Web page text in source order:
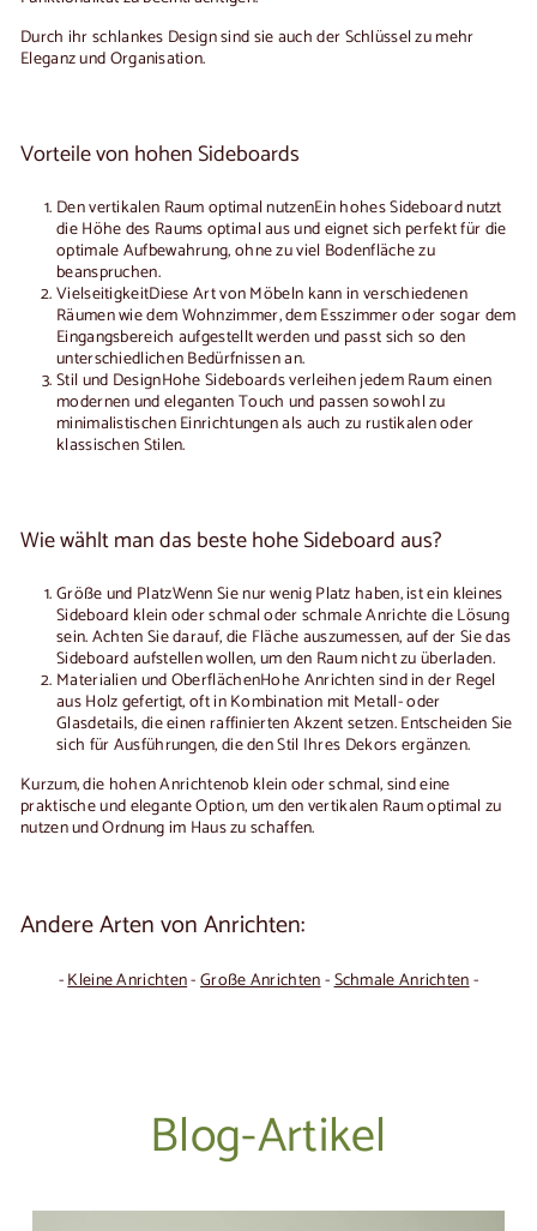
Durch ihr schlankes Design sind sie auch der Schlüssel zu mehr
Eleganz und Organisation.
Vorteile von hohen Sideboards
Den vertikalen Raum optimal nutzenEin hohes Sideboard nutzt
die Höhe des Raums optimal aus und eignet sich perfekt für die
optimale Aufbewahrung, ohne zu viel Bodenfläche zu
beanspruchen.
VielseitigkeitDiese Art von Möbeln kann in verschiedenen
Räumen wie dem Wohnzimmer, dem Esszimmer oder sogar dem
Eingangsbereich aufgestellt werden und passt sich so den
unterschiedlichen Bedürfnissen an.
Stil und DesignHohe Sideboards verleihen jedem Raum einen
modernen und eleganten Touch und passen sowohl zu
minimalistischen Einrichtungen als auch zu rustikalen oder
klassischen Stilen.
Wie wählt man das beste hohe Sideboard aus?
Größe und PlatzWenn Sie nur wenig Platz haben, ist ein kleines
Sideboard klein oder schmaloder schmale Anrichte die Lösung
sein. Achten Sie darauf, die Fläche auszumessen, auf der Sie das
Sideboard aufstellen wollen, um den Raum nicht zu überladen.
Materialien und OberflächenHohe Anrichten sind in der Regel
aus Holz gefertigt, oft in Kombination mit Metall- oder
Glasdetails, die einen raffinierten Akzent setzen. Entscheiden Sie
sich für Ausführungen, die den Stil Ihres Dekors ergänzen.
Kurzum, die hohen Anrichtenob klein oder schmal, sind eine
praktische und elegante Option, um den vertikalen Raum optimal zu
nutzen und Ordnung im Haus zu schaffen.
Andere Arten von Anrichten:
-Kleine Anrichten-Große Anrichten-Schmale Anrichten-
Blog-Artikel